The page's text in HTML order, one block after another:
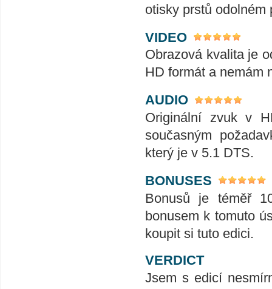
otisky prstů odolném
VIDEO
Obrazová kvalita je
HD formát a nemám
AUDIO
Originální zvuk v
současným
který je v 5.1 DTS.
BONUSES
Bonusů je téměř
bonusem k tomuto
koupit si tuto edici.
VERDICT
Jsem s edicí